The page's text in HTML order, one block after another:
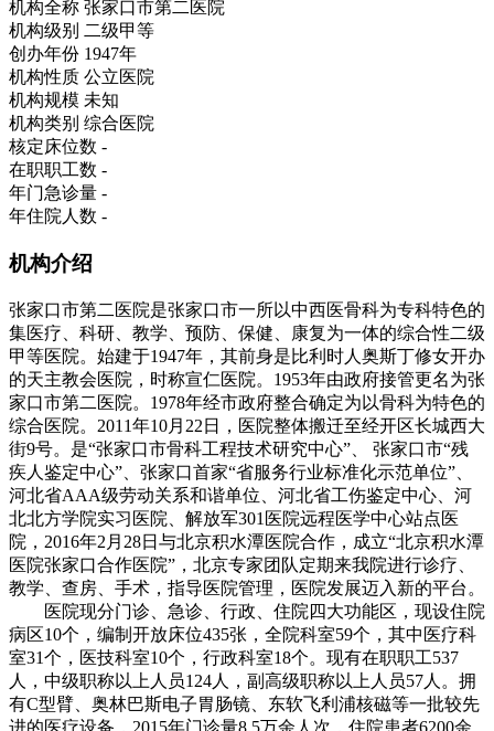
机构全称 张家口市第二医院
机构级别 二级甲等
创办年份 1947年
机构性质 公立医院
机构规模 未知
机构类别 综合医院
核定床位数 -
在职职工数 -
年门急诊量 -
年住院人数 -
机构介绍
张家口市第二医院是张家口市一所以中西医骨科为专科特色的
集医疗、科研、教学、预防、保健、康复为一体的综合性二级
甲等医院。始建于1947年，其前身是比利时人奥斯丁修女开办
的天主教会医院，时称宣仁医院。1953年由政府接管更名为张
家口市第二医院。1978年经市政府整合确定为以骨科为特色的
综合医院。2011年10月22日，医院整体搬迁至经开区长城西大
街9号。是“张家口市骨科工程技术研究中心”、 张家口市“残
疾人鉴定中心”、张家口首家“省服务行业标准化示范单位”、
河北省AAA级劳动关系和谐单位、河北省工伤鉴定中心、河
北北方学院实习医院、解放军301医院远程医学中心站点医
院，2016年2月28日与北京积水潭医院合作，成立“北京积水潭
医院张家口合作医院”，北京专家团队定期来我院进行诊疗、
教学、查房、手术，指导医院管理，医院发展迈入新的平台。
医院现分门诊、急诊、行政、住院四大功能区，现设住院
病区10个，编制开放床位435张，全院科室59个，其中医疗科
室31个，医技科室10个，行政科室18个。现有在职职工537
人，中级职称以上人员124人，副高级职称以上人员57人。拥
有C型臂、奥林巴斯电子胃肠镜、东软飞利浦核磁等一批较先
进的医疗设备，2015年门诊量8.5万余人次，住院患者6200余